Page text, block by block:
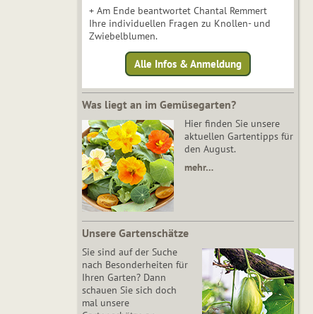
+ Am Ende beantwortet Chantal Remmert
Ihre individuellen Fragen zu Knollen- und
Zwiebelblumen.
Alle Infos & Anmeldung
Was liegt an im Gemüsegarten?
Hier finden Sie unsere
aktuellen Gartentipps für
den August.
mehr…
Unsere Gartenschätze
Sie sind auf der Suche
nach Besonderheiten für
Ihren Garten? Dann
schauen Sie sich doch
mal unsere